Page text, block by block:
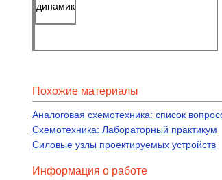
динамик
Похожие материалы
Аналоговая схемотехника: список
Схемотехника: Лабораторный практикум
Силовые узлы проектируемых устройств
Информация о работе